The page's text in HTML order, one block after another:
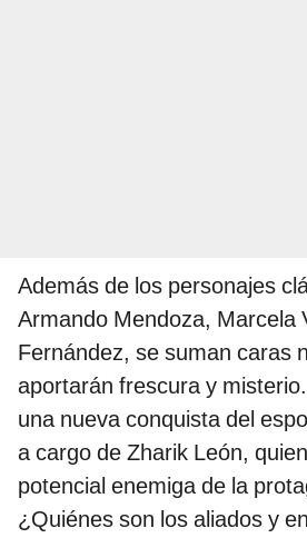
Además de los personajes
Armando Mendoza, Marcela
Fernández, se suman caras
aportarán frescura y
una nueva conquista del
a cargo de Zharik León,
potencial enemiga de la
¿Quiénes son los aliados y